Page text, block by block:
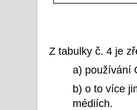
Z tabulky č. 4 je
a) používání
b) o to více
médiích.